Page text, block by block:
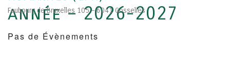
Faubourg de Bruxelles 105 – 6041 Gosselies
année – 2026-2027
Pas de Évènements